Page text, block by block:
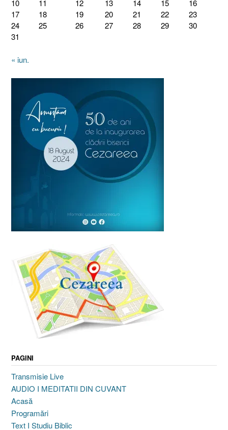
10
11 12 13 14 15
16
17
18 19 20 21 22
23
24
25 26 27 28 29
30
31
« iun.
PAGINI
Transmisie Live
AUDIO I MEDITATII DIN CUVANT
Acasă
Programări
Text I Studiu Biblic